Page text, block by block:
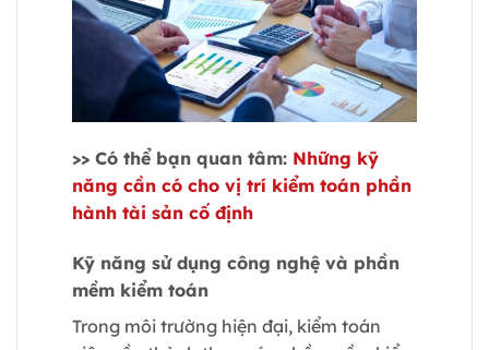
>> Có thể bạn quan tâm: Những kỹ
năng cần có cho vị trí kiểm toán phần
hành tài sản cố định
Kỹ năng sử dụng công nghệ và phần
mềm kiểm toán
Trong môi trường hiện đại, kiểm toán